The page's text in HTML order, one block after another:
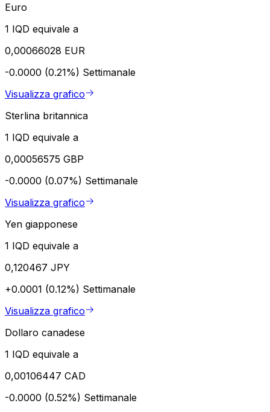
Euro
1 IQD equivale a
0,00066028 EUR
-0.0000 (0.21%) Settimanale
Visualizza grafico
Sterlina britannica
1 IQD equivale a
0,00056575 GBP
-0.0000 (0.07%) Settimanale
Visualizza grafico
Yen giapponese
1 IQD equivale a
0,120467 JPY
+0.0001 (0.12%) Settimanale
Visualizza grafico
Dollaro canadese
1 IQD equivale a
0,00106447 CAD
-0.0000 (0.52%) Settimanale